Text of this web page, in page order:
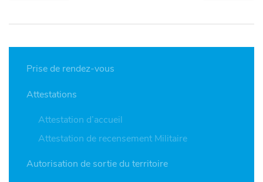
Prise de rendez-vous
Attestations
Attestation d’accueil
Attestation de recensement Militaire
Autorisation de sortie du territoire